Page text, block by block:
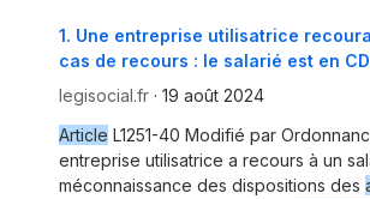
1. Une entreprise utilisatrice
cas de recours : le salarié est en
legisocial.fr · 19 août 2024
Article L1251-40 Modifié par
entreprise utilisatrice a recours à un
méconnaissance des dispositions des